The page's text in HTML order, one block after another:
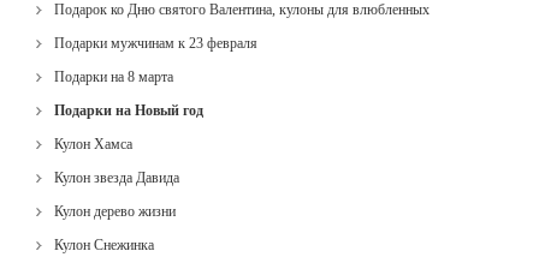
Подарок ко Дню святого Валентина, кулоны для влюбленных
Подарки мужчинам к 23 февраля
Подарки на 8 марта
Подарки на Новый год
Кулон Хамса
Кулон звезда Давида
Кулон дерево жизни
Кулон Снежинка